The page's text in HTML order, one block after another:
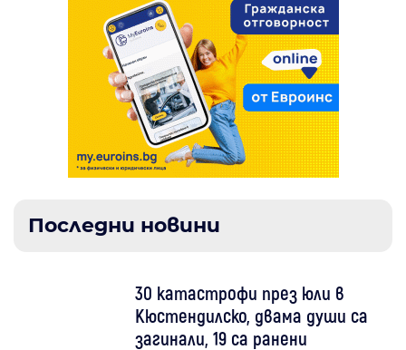
Последни новини
30 катастрофи през юли в
Кюстендилско, двама души са
загинали, 19 са ранени